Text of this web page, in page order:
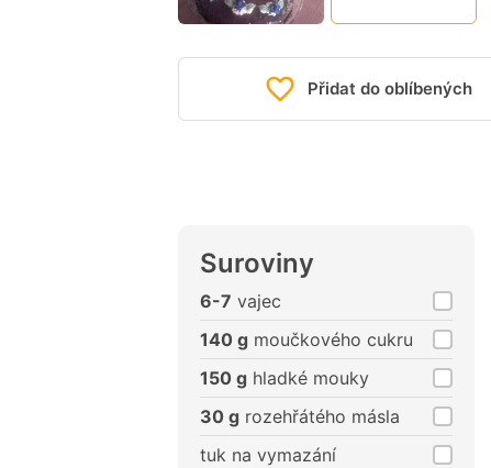
Přidat do oblíbených
Suroviny
6-7 vajec
140 g moučkového cukru
150 g hladké mouky
30 g rozehřátého másla
tuk na vymazání